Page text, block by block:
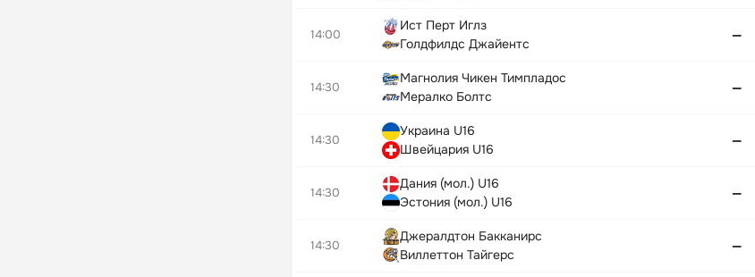
14:00
Ист Перт Иглз
Голдфилдс Джайентс
—
14:30
Магнолия Чикен Тимпладос
Мералко Болтс
—
14:30
Украина U16
Швейцария U16
—
14:30
Дания (мол.) U16
Эстония (мол.) U16
—
14:30
Джералдтон Бакканирс
Виллеттон Тайгерс
—